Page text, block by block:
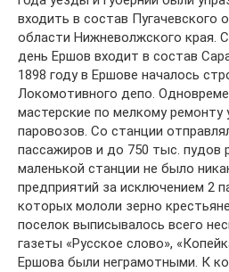
входить в состав Пугачевского
области Нижневолжского края.
день Ершов входит в состав
1898 году в Ершове началось
Локомотивного депо.
мастерские по мелкому ремонту
паровозов. Со станции
пассажиров и до 750 тыс. пудов
маленькой станции не было
предприятий за исключением 2
которых мололи зерно
поселок выписывалось всего
газеты «Русское слово»,
Ершова были неграмотными. К